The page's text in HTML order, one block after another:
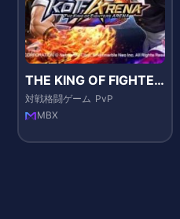
THE KING OF FIGHTER
S ARENA（KOF AREN
A）
対戦格闘ゲーム PvP
MBX